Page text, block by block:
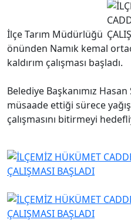
İlçe Tarım Müdürlüğü
önünden Namık kemal
kaldırım çalışması başladı.
Belediye Başkanımız
müsaade ettiği sürece
çalışmasını bitirmeyi